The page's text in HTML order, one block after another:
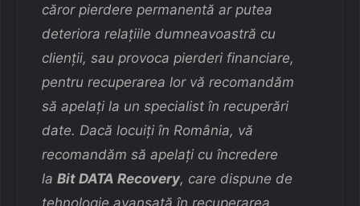
căror pierdere permanentă ar putea
deteriora relațiile dumneavoastră cu
clienții, sau provoca pierderi financiare,
pentru recuperarea lor vă recomandăm
să apelați la un specialist în recuperări
date. Dacă locuiți în România, vă
recomandăm să apelați cu încredere
la Bit DATA Recovery, care dispune de
tehnologie avansată în recuperarea